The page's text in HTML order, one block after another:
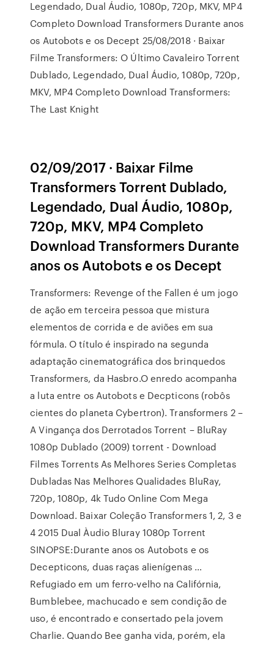
Legendado, Dual Áudio, 1080p, 720p, MKV, MP4
Completo Download Transformers Durante anos
os Autobots e os Decept 25/08/2018 · Baixar
Filme Transformers: O Último Cavaleiro Torrent
Dublado, Legendado, Dual Áudio, 1080p, 720p,
MKV, MP4 Completo Download Transformers:
The Last Knight
02/09/2017 · Baixar Filme
Transformers Torrent Dublado,
Legendado, Dual Áudio, 1080p,
720p, MKV, MP4 Completo
Download Transformers Durante
anos os Autobots e os Decept
Transformers: Revenge of the Fallen é um jogo
de ação em terceira pessoa que mistura
elementos de corrida e de aviões em sua
fórmula. O título é inspirado na segunda
adaptação cinematográfica dos brinquedos
Transformers, da Hasbro.O enredo acompanha
a luta entre os Autobots e Decpticons (robôs
cientes do planeta Cybertron). Transformers 2 –
A Vingança dos Derrotados Torrent – BluRay
1080p Dublado (2009) torrent - Download
Filmes Torrents As Melhores Series Completas
Dubladas Nas Melhores Qualidades BluRay,
720p, 1080p, 4k Tudo Online Com Mega
Download. Baixar Coleção Transformers 1, 2, 3 e
4 2015 Dual Àudio Bluray 1080p Torrent
SINOPSE:Durante anos os Autobots e os
Decepticons, duas raças alienígenas …
Refugiado em um ferro-velho na Califórnia,
Bumblebee, machucado e sem condição de
uso, é encontrado e consertado pela jovem
Charlie. Quando Bee ganha vida, porém, ela